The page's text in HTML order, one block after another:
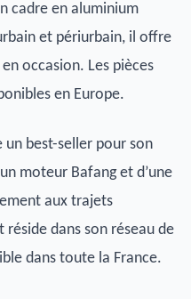
cadre en aluminium
et périurbain, il offre
occasion. Les pièces
en Europe.
un best-seller pour son
moteur Bafang et d’une
aux trajets
dans son réseau de
dans toute la France.